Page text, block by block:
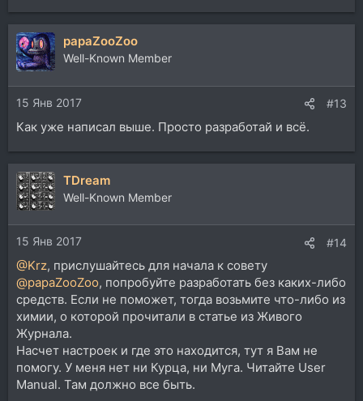
papaZooZoo
Well-Known Member
15 Янв 2017 #13
Как уже написал выше. Просто разработай и всё.
TDream
Well-Known Member
15 Янв 2017 #14
@Krz, прислушайтесь для начала к совету
@papaZooZoo, попробуйте разработать без каких-либо
средств. Если не поможет, тогда возьмите что-либо из
химии, о которой прочитали в статье из Живого
Журнала.
Насчет настроек и где это находится, тут я Вам не
помогу. У меня нет ни Курца, ни Муга. Читайте User
Manual. Там должно все быть.